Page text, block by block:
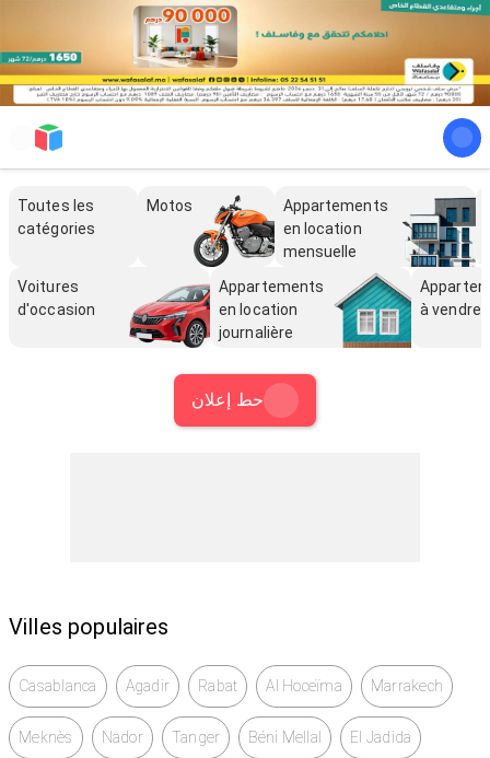
Toutes les
catégories
Motos
Appartements
en location
mensuelle
Voitures
d'occasion
Appartements
en location
journalière
à vendre
حط إعلان
Villes populaires
Casablanca Agadir Rabat Al Hoceïma Marrakech
Meknès Nador Tanger Béni Mellal El Jadida